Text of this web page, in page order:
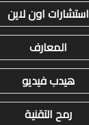
استشارات اون لاين
المعارف
هيدب فيديو
رمح التقنية